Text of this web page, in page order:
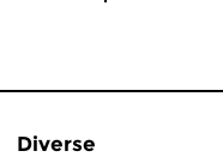
Diverse